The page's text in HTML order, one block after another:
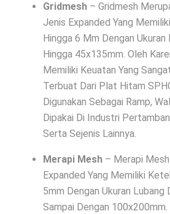
Gridmesh – Gridmesh
Jenis Expanded Yang
Hingga 6 Mm Dengan
Hingga 45x135mm. Oleh
Memiliki Keuatan Yang
Terbuat Dari Plat Hitam
Digunakan Sebagai Ramp,
Dipakai Di Industri
Serta Sejenis Lainnya.
Merapi Mesh – Merapi
Expanded Yang Memiliki
5mm Dengan Ukuran Lubang
Sampai Dengan 100x200mm.